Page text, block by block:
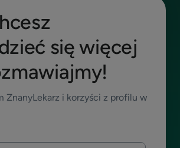
się więcej
ZnanyLekarz i korzyści z profilu w